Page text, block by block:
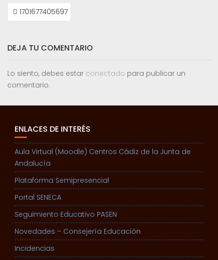
NAVEGACIÓN
DE1701677405697
DEJA TU COMENTARIO
Lo siento, debes estar conectado para publicar un
comentario.
ENLACES DE INTERÉS
Aula Virtual (Moodle) Centros Cádiz de la Junta de
Andalucía
Plataforma Semipresencial
Portal SENECA
Seguimiento Educativo PASEN
Novedades – Consejería Educación
Incidencias